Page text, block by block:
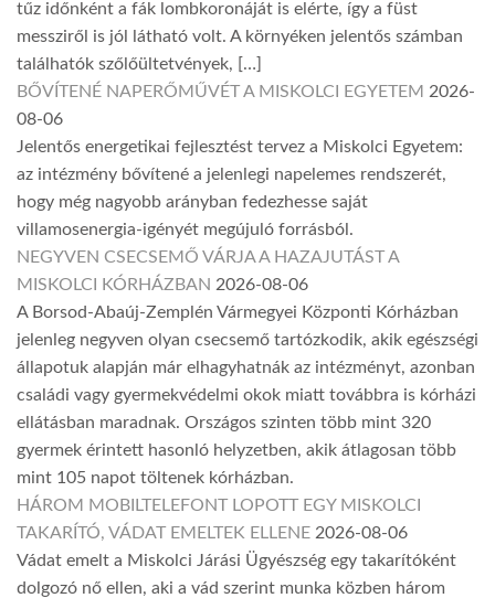
tűz időnként a fák lombkoronáját is elérte, így a füst
messziről is jól látható volt. A környéken jelentős számban
találhatók szőlőültetvények, […]
BŐVÍTENÉ NAPERŐMŰVÉT A MISKOLCI EGYETEM 2026-
08-06
Jelentős energetikai fejlesztést tervez a Miskolci Egyetem:
az intézmény bővítené a jelenlegi napelemes rendszerét,
hogy még nagyobb arányban fedezhesse saját
villamosenergia-igényét megújuló forrásból.
NEGYVEN CSECSEMŐ VÁRJA A HAZAJUTÁST A
MISKOLCI KÓRHÁZBAN 2026-08-06
A Borsod-Abaúj-Zemplén Vármegyei Központi Kórházban
jelenleg negyven olyan csecsemő tartózkodik, akik egészségi
állapotuk alapján már elhagyhatnák az intézményt, azonban
családi vagy gyermekvédelmi okok miatt továbbra is kórházi
ellátásban maradnak. Országos szinten több mint 320
gyermek érintett hasonló helyzetben, akik átlagosan több
mint 105 napot töltenek kórházban.
HÁROM MOBILTELEFONT LOPOTT EGY MISKOLCI
TAKARÍTÓ, VÁDAT EMELTEK ELLENE 2026-08-06
Vádat emelt a Miskolci Járási Ügyészség egy takarítóként
dolgozó nő ellen, aki a vád szerint munka közben három